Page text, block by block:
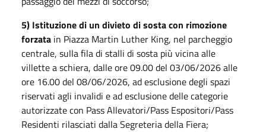
5) Istituzione di un divieto di sosta con rimozione
forzata in Piazza Martin Luther King, nel parcheggio
centrale, sulla fila di stalli di sosta più vicina alle
villette a schiera, dalle ore 09.00 del 03/06/2026 alle
ore 16.00 del 08/06/2026, ad esclusione degli spazi
riservati agli invalidi e ad esclusione delle categorie
autorizzate con Pass Allevatori/Pass Espositori/Pass
Residenti rilasciati dalla Segreteria della Fiera;